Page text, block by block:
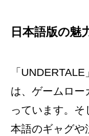
日本語版の魅
「
は、ゲームロー
っています。そ
本語のギャグや